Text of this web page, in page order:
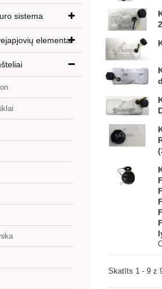
sistema
elementai
Skatīts 1 - 9 z